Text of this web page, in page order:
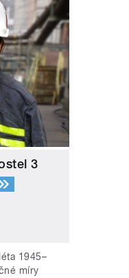
3
1945–
míry